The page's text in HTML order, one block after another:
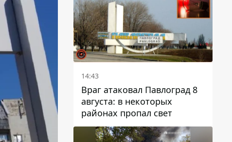
14:43
Враг атаковал Павлоград 8
августа: в некоторых
районах пропал свет